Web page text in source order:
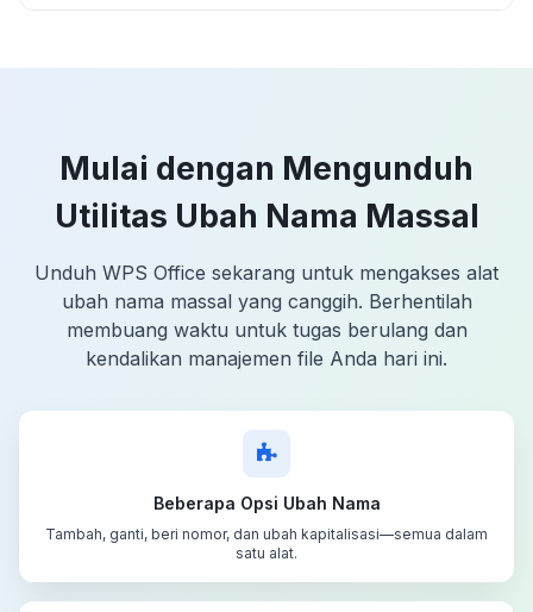
Mulai dengan Mengunduh
Utilitas Ubah Nama Massal
Unduh WPS Office sekarang untuk mengakses alat
ubah nama massal yang canggih. Berhentilah
membuang waktu untuk tugas berulang dan
kendalikan manajemen file Anda hari ini.
Beberapa Opsi Ubah Nama
Tambah, ganti, beri nomor, dan ubah kapitalisasi—semua dalam
satu alat.